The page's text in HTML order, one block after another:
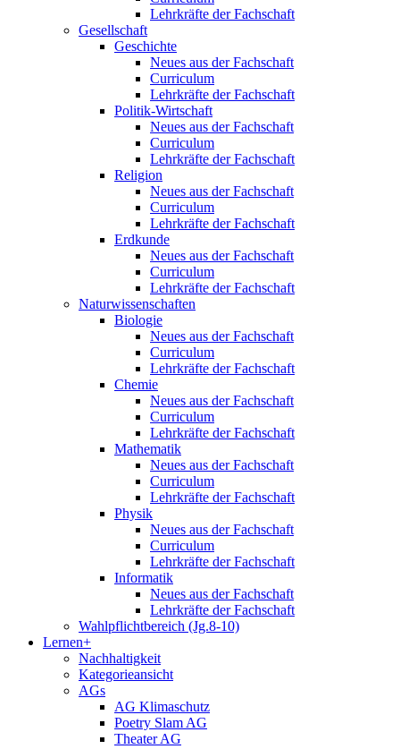
Lehrkräfte der Fachschaft
Gesellschaft
Geschichte
Neues aus der Fachschaft
Curriculum
Lehrkräfte der Fachschaft
Politik-Wirtschaft
Neues aus der Fachschaft
Curriculum
Lehrkräfte der Fachschaft
Religion
Neues aus der Fachschaft
Curriculum
Lehrkräfte der Fachschaft
Erdkunde
Neues aus der Fachschaft
Curriculum
Lehrkräfte der Fachschaft
Naturwissenschaften
Biologie
Neues aus der Fachschaft
Curriculum
Lehrkräfte der Fachschaft
Chemie
Neues aus der Fachschaft
Curriculum
Lehrkräfte der Fachschaft
Mathematik
Neues aus der Fachschaft
Curriculum
Lehrkräfte der Fachschaft
Physik
Neues aus der Fachschaft
Curriculum
Lehrkräfte der Fachschaft
Informatik
Neues aus der Fachschaft
Lehrkräfte der Fachschaft
Wahlpflichtbereich (Jg.8-10)
Lernen+
Nachhaltigkeit
Kategorieansicht
AGs
AG Klimaschutz
Poetry Slam AG
Theater AG